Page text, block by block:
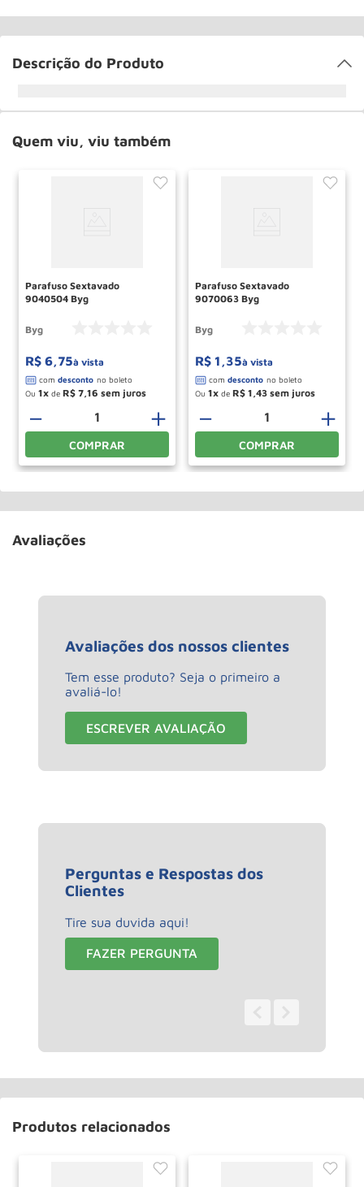
Descrição do Produto
Quem viu, viu também
Parafuso Sextavado
9040504 Byg
Byg
R$ 6,75à vista
Ou 1 de R$ 7,16
＋
－
COMPRAR
Parafuso Sextavado
9070063 Byg
Byg
R$ 1 ,35à vista
Ou 1 de R$ 1,43
＋
－
COMPRAR
Avaliações
Avaliações dos nossos clientes
Tem esse produto? Seja o primeiro a
avaliá-lo!
ESCREVER AVALIAÇÃO
Perguntas e Respostas dos
Clientes
Tire sua duvida aqui!
FAZER PERGUNTA
Produtos relacionados